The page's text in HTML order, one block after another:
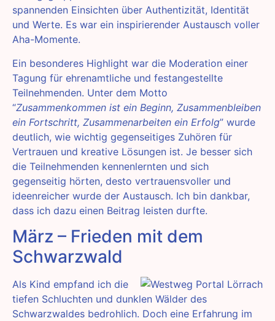
spannenden Einsichten über Authentizität, Identität
und Werte. Es war ein inspirierender Austausch voller
Aha-Momente.
Ein besonderes Highlight war die Moderation einer
Tagung für ehrenamtliche und festangestellte
Teilnehmenden. Unter dem Motto
“Zusammenkommen ist ein Beginn, Zusammenbleiben
ein Fortschritt, Zusammenarbeiten ein Erfolg” wurde
deutlich, wie wichtig gegenseitiges Zuhören für
Vertrauen und kreative Lösungen ist. Je besser sich
die Teilnehmenden kennenlernten und sich
gegenseitig hörten, desto vertrauensvoller und
ideenreicher wurde der Austausch. Ich bin dankbar,
dass ich dazu einen Beitrag leisten durfte.
März – Frieden mit dem
Schwarzwald
Als Kind empfand ich die
tiefen Schluchten und dunklen Wälder des
Schwarzwaldes bedrohlich. Doch eine Erfahrung im